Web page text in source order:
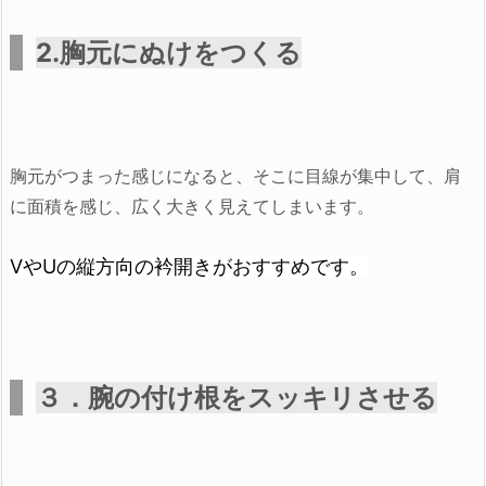
2.胸元にぬけをつくる
胸元がつまった感じになると、そこに目線が集中して、肩
に面積を感じ、広く大きく見えてしまいます。
VやUの縦方向の衿開きがおすすめです。
３．腕の付け根をスッキリさせる